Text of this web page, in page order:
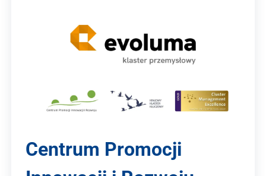
Centrum Promocji